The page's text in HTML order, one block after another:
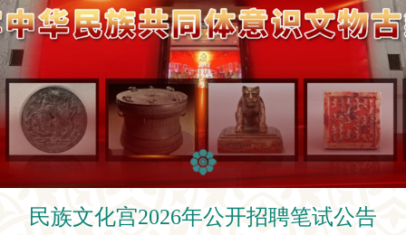
民族文化宫2026年公开招聘笔试公告